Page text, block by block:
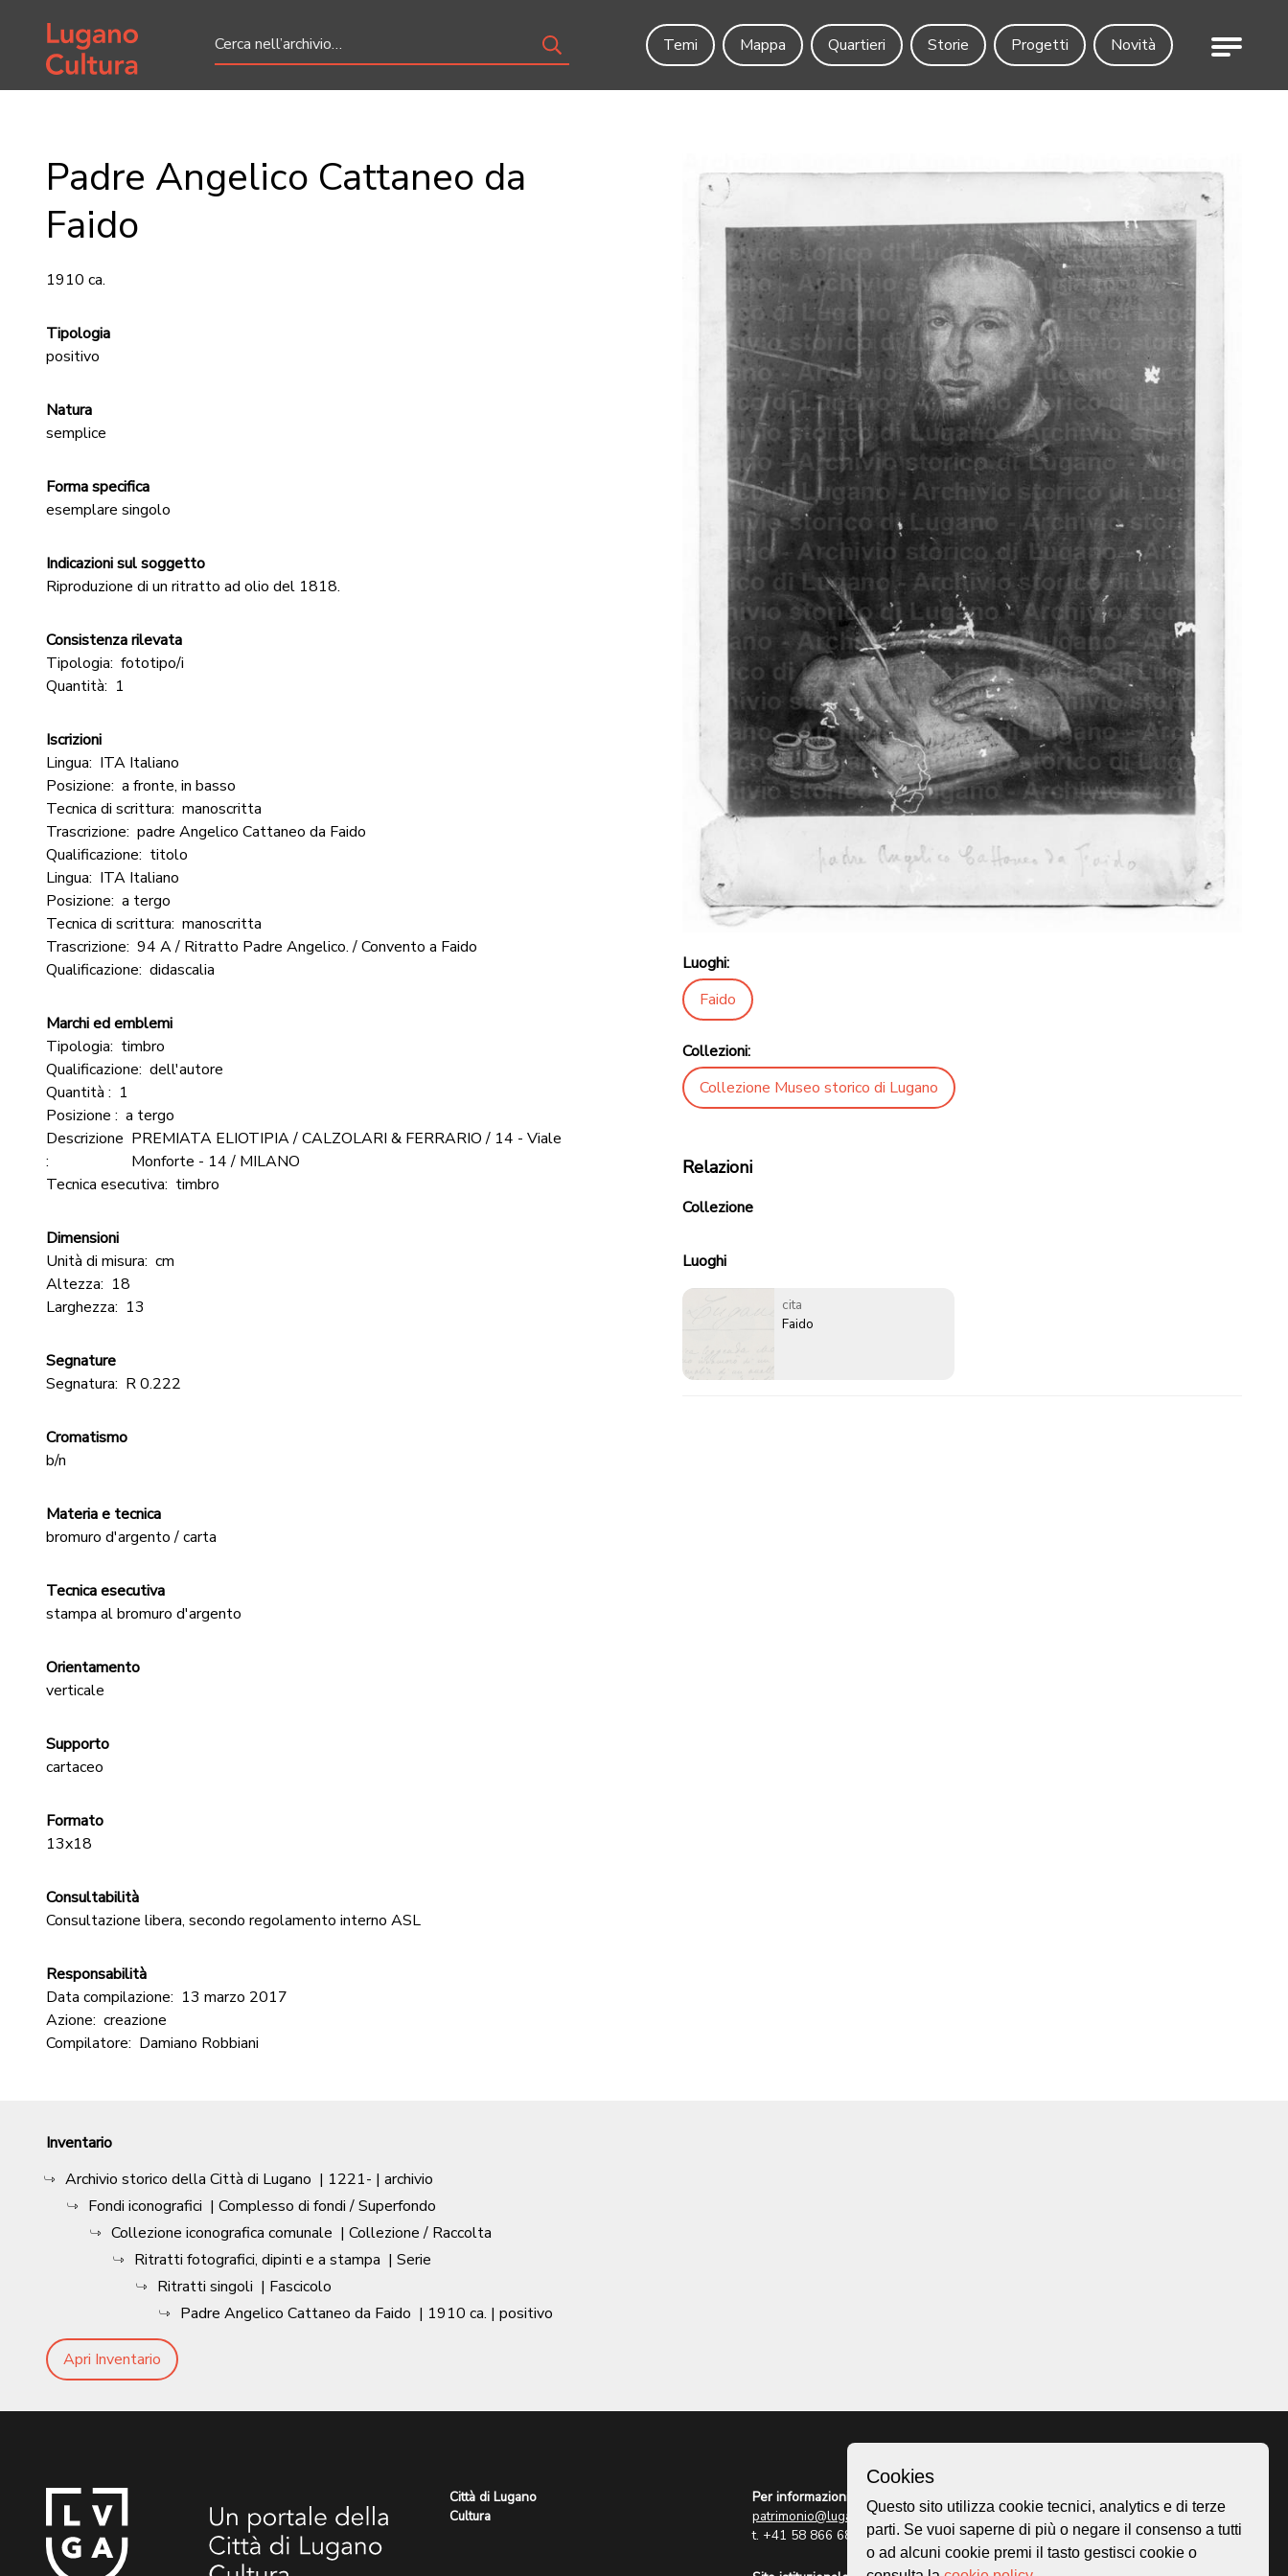
Home page
Temi
Mappa Quartieri Storie Progetti Novità Menu
Padre Angelico Cattaneo da
Faido
1910 ca.
Tipologia
positivo
Natura
semplice
Forma specifica
esemplare singolo
Indicazioni sul soggetto
Riproduzione di un ritratto ad olio del 1818.
Consistenza rilevata
Tipologia: fototipo/i
Quantità: 1
Iscrizioni
Lingua: ITA Italiano
Posizione: a fronte, in basso
Tecnica di scrittura: manoscritta
Trascrizione: padre Angelico Cattaneo da Faido
Qualificazione: titolo
Lingua: ITA Italiano
Posizione: a tergo
Tecnica di scrittura: manoscritta
Trascrizione: 94 A / Ritratto Padre Angelico. / Convento a Faido
Qualificazione: didascalia
Marchi ed emblemi
Tipologia: timbro
Qualificazione: dell'autore
Quantità : 1
Posizione : a tergo
Descrizione
:
PREMIATA ELIOTIPIA / CALZOLARI & FERRARIO / 14 - Viale
Monforte - 14 / MILANO
Tecnica esecutiva: timbro
Dimensioni
Unità di misura: cm
Altezza: 18
Larghezza: 13
Segnature
Segnatura: R 0.222
Cromatismo
b/n
Materia e tecnica
bromuro d'argento / carta
Tecnica esecutiva
stampa al bromuro d'argento
Orientamento
verticale
Supporto
cartaceo
Formato
13x18
Consultabilità
Consultazione libera, secondo regolamento interno ASL
Responsabilità
Data compilazione: 13 marzo 2017
Azione: creazione
Compilatore: Damiano Robbiani
Luoghi:
Faido
Collezioni:
Collezione Museo storico di Lugano
Relazioni
Collezione
Luoghi
cita
Faido
Inventario
Archivio storico della Città di Lugano | 1221- | archivio
Fondi iconografici | Complesso di fondi / Superfondo
Collezione iconografica comunale | Collezione / Raccolta
Ritratti fotografici, dipinti e a stampa | Serie
Ritratti singoli | Fascicolo
Padre Angelico Cattaneo da Faido | 1910 ca. | positivo
Apri Inventario
Città di Lugano
Cultura
Per informazioni:
patrimonio@lugano.ch
t. +41 58 866 68 50
Homepage
Mappa
Storie
Cookies
Questo sito utilizza cookie tecnici, analytics e di terze
parti. Se vuoi saperne di più o negare il consenso a tutti
o ad alcuni cookie premi il tasto gestisci cookie o